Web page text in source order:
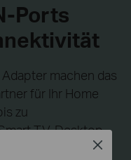
Ports
machen das
für Ihr Home
zu
TV, Desktop-
Kabel an dieClose